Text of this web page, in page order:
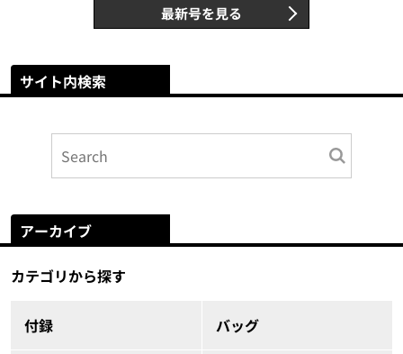
最新号を見る
サイト内検索
アーカイブ
カテゴリから探す
付録 バッグ